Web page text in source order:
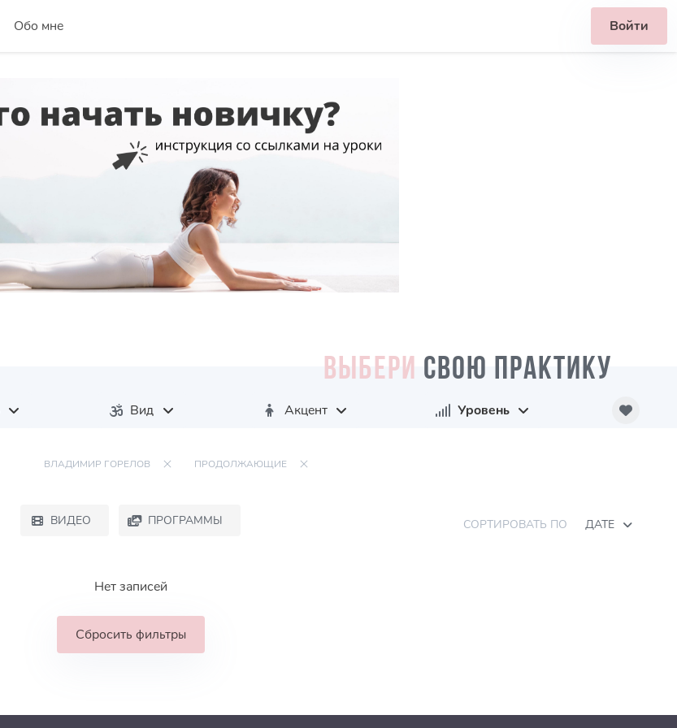
Обо мне Войти
ВЫБЕРИ СВОЮ ПРАКТИКУ
Вид Акцент Уровень
ВЛАДИМИР ГОРЕЛОВ ПРОДОЛЖАЮЩИЕ
ВИДЕО ПРОГРАММЫ СОРТИРОВАТЬ ПО ДАТЕ
Нет записей
Сбросить фильтры